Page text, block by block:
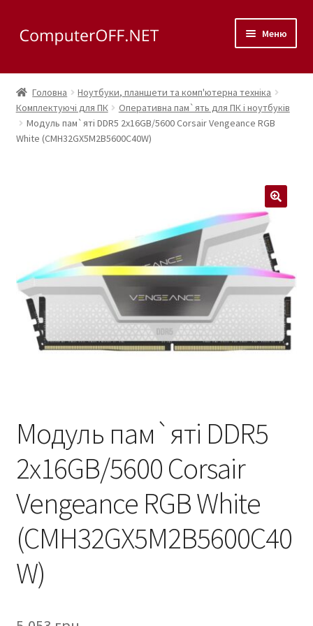
до
до
Меню
Корзина
Магазин
Сервис
меню
Головна
Ноутбуки, планшети та комп'ютерна техніка
Комплектуючі для ПК
Оперативна пам`ять для ПК і ноутбуків
Модуль пам`ятi DDR5 2x16GB/5600 Corsair Vengeance RGB
White (CMH32GX5M2B5600C40W)
Модуль пам`ятi DDR5
2x16GB/5600 Corsair
Vengeance RGB White
(CMH32GX5M2B5600C40
W)